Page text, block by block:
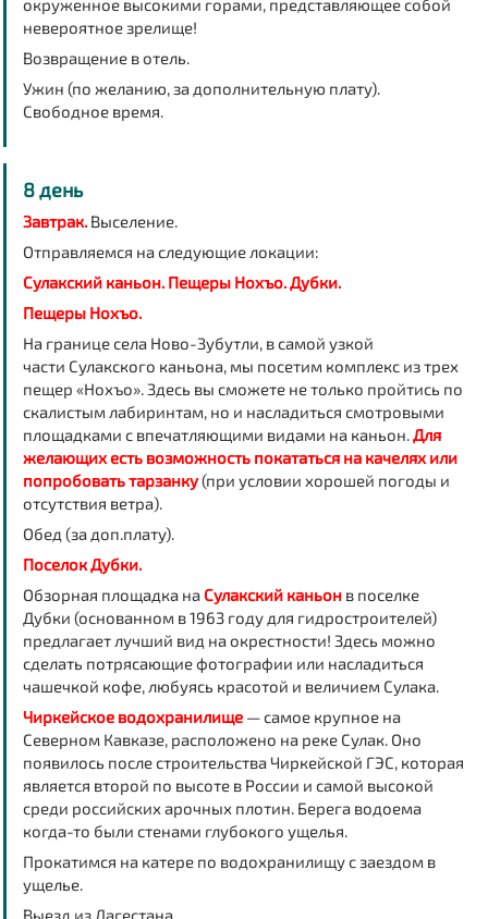
окруженное высокими горами, представляющее собой
невероятное зрелище!
Возвращение в отель.
Ужин (по желанию, за дополнительную плату).
Свободное время.
8 день
Завтрак.Выселение.
Отправляемся на следующие локации:
Сулакский каньон. Пещеры Нохъо. Дубки.
Пещеры Нохъо.
На границе села Ново-Зубутли, в самой узкой
части Сулакского каньона, мы посетим комплекс из трех
пещер «Нохъо». Здесь вы сможете не только пройтись по
скалистым лабиринтам, но и насладиться смотровыми
площадками с впечатляющими видами на каньон.Для
желающих есть возможность покататься на качелях или
попробовать тарзанку(при условии хорошей погоды и
отсутствия ветра).
Обед (за доп.плату).
Поселок Дубки.
Обзорная площадка на Сулакский каньонв поселке
Дубки (основанном в 1963 году для гидростроителей)
предлагает лучший вид на окрестности! Здесь можно
сделать потрясающие фотографии или насладиться
чашечкой кофе, любуясь красотой и величием Сулака.
Чиркейское водохранилище— самое крупное на
Северном Кавказе, расположено на реке Сулак. Оно
появилось после строительства Чиркейской ГЭС, которая
является второй по высоте в России и самой высокой
среди российских арочных плотин. Берега водоема
когда-то были стенами глубокого ущелья.
Прокатимся на катере по водохранилищу с заездом в
ущелье.